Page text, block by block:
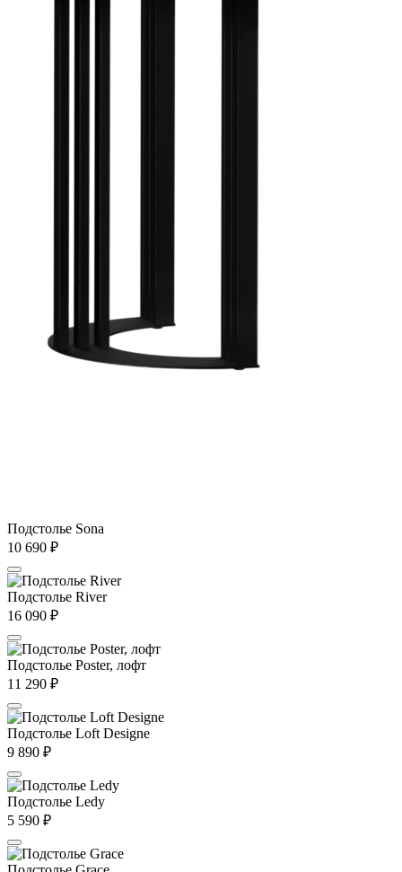
Подстолье Sona
10 690 ₽
Подстолье River
16 090 ₽
Подстолье Poster, лофт
11 290 ₽
Подстолье Loft Designe
9 890 ₽
Подстолье Ledy
5 590 ₽